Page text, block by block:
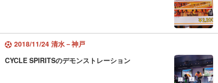
2018/11/24 清水－神戸
CYCLE SPIRITSのデモンストレーション